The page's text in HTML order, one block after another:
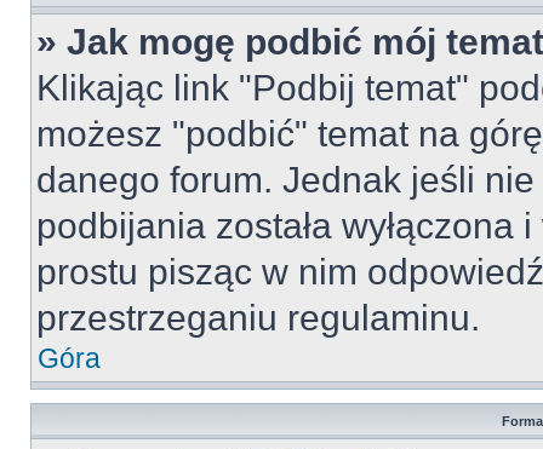
» Jak mogę podbić mój
Klikając link "Podbij temat"
możesz "podbić" temat na
danego forum. Jednak jeśli
podbijania została
prostu pisząc w nim
przestrzeganiu regulaminu.
Góra